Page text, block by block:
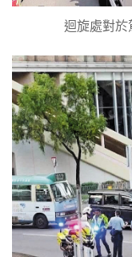
迴旋處對於